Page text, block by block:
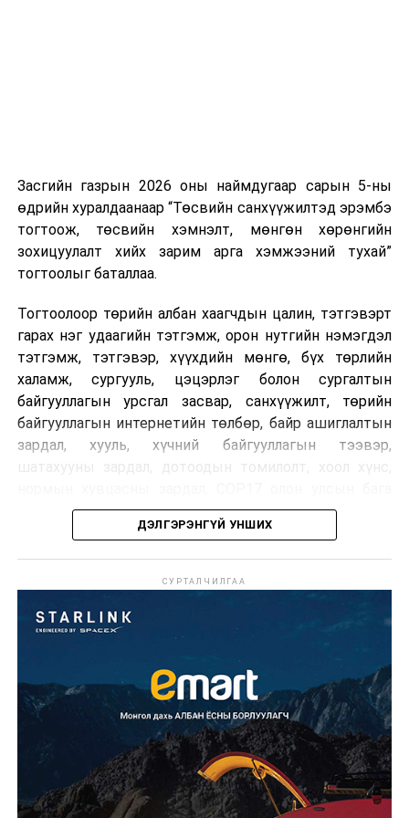
хороо
Засгийн
газарт чиглэл
4
Төсвийн
хороо,
Байгаль
орчин, хүнс,
хөдөө аж
ахуйн
байнгын
хорооны
арга
хэмжээний
тухай” Улсын
Их Хурлын
тогтоолын
төсөл /анхны
хэлэлцүүлэг/
ДАРААХ МЭДЭЭ
УИХ: Өнөөдөр зохион байгуулагдах сонсгол,
УИХ: Өнөөдөр хуралдах ажлын хэсгүүд
Шинэ хууль Францын зах зээлд үйлчилдэг гадаадын
дуудлагын төвүүдэд нөлөөлөхөөр байна. Тухайлбал,
Мароккогийн дуудлагын төвүүдийн орлогын 80 гаруй
хувь Францын зах зээлээс бүрддэг бөгөөд тус улсын
40–50 мянган ажлын байр эрсдэлд орж болзошгүйг
Засгийн газрын 2026 оны наймдугаар сарын 5-ны
өдрийн хуралдаанаар “Төсвийн санхүүжилтэд эрэмбэ
тогтоож, төсвийн хэмнэлт, мөнгөн хөрөнгийн
зохицуулалт хийх зарим арга хэмжээний тухай”
тогтоолыг баталлаа.
Тогтоолоор төрийн албан хаагчдын цалин, тэтгэвэрт
гарах нэг удаагийн тэтгэмж, орон нутгийн нэмэгдэл
тэтгэмж, тэтгэвэр, хүүхдийн мөнгө, бүх төрлийн
халамж, сургууль, цэцэрлэг болон сургалтын
байгууллагын урсгал засвар, санхүүжилт, төрийн
байгууллагын интернетийн төлбөр, байр ашиглалтын
зардал, хууль, хүчний байгууллагын тээвэр,
хурлын зардал, Засгийн газрын өр, орон нутгийн нөөц
хөрөнгийн санхүүжилтийг хэвийн үргэлжлүүлэхээр
шийдвэрлэжээ.
Харин дараах зардлыг хязгаарлахаар болсон байна.
Үүнд:
Олон улсын болон Засгийн газрын
шийдвэртэйгээс бусад хурал, зөвлөгөөн, ой,
тэмдэглэлт өдөр, найр наадам, соёлын арга
Урьдчилан төлөвлөсөн төрийн өндөр албан
тушаалтны томилолтоос бусад гадаад
томилолт, гадаадын зочин хүлээн авах зардал;
ДЭЛГЭРЭНГҮЙ УНШИХ
СУРТАЛЧИЛГАА